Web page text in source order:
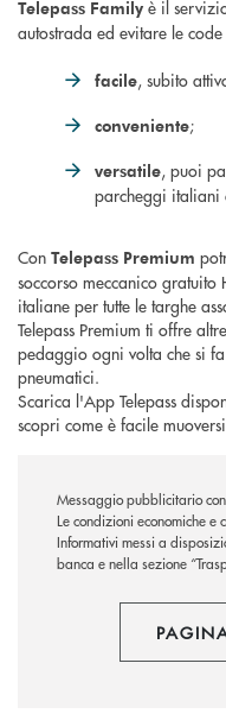
Telepass Family è il
autostrada ed evitare le
facile, subito
conveniente;
versatile, puoi
parcheggi italiani
Con Telepass Premium
soccorso meccanico gratuito
italiane per tutte le targhe
Telepass Premium ti offre
pedaggio ogni volta che si
pneumatici.
Scarica l'App Telepass
scopri come è facile
Messaggio pubblicitario
Le condizioni economiche
Informativi messi a
banca e nella sezione